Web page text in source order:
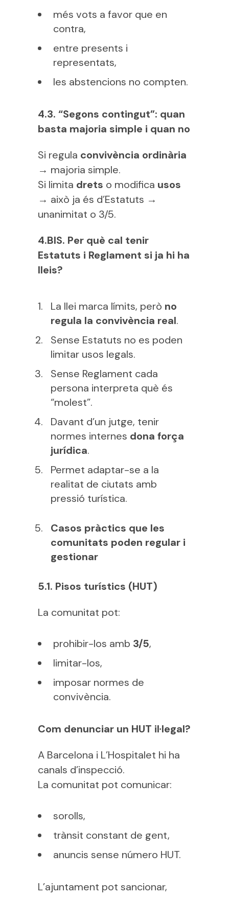
més vots a favor que en
contra,
entre presents i
representats,
les abstencions no compten.
4.3. “Segons contingut”: quan
basta majoria simple i quan no
Si regula convivència ordinària
→ majoria simple.
Si limita drets o modifica usos
→ això ja és d’Estatuts →
unanimitat o 3/5.
4.BIS. Per què cal tenir
Estatuts i Reglament si ja hi ha
lleis?
La llei marca límits, però no
regula la convivència real.
Sense Estatuts no es poden
limitar usos legals.
Sense Reglament cada
persona interpreta què és
“molest”.
Davant d’un jutge, tenir
normes internes dona força
jurídica.
Permet adaptar-se a la
realitat de ciutats amb
pressió turística.
Casos pràctics que les
comunitats poden regular i
gestionar
5.1. Pisos turístics (HUT)
La comunitat pot:
prohibir-los amb 3/5,
limitar-los,
imposar normes de
convivència.
Com denunciar un HUT il·legal?
A Barcelona i L’Hospitalet hi ha
canals d’inspecció.
La comunitat pot comunicar:
sorolls,
trànsit constant de gent,
anuncis sense número HUT.
L’ajuntament pot sancionar,